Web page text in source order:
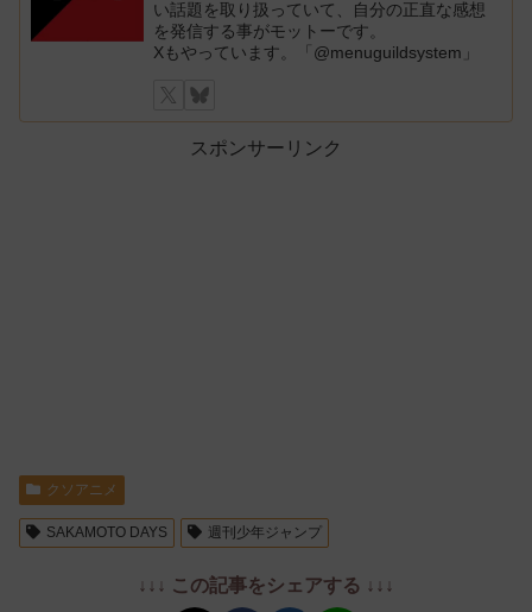
い話題を取り扱っていて、自分の正直な感想
を発信する事がモットーです。
Xもやっています。「@menuguildsystem」
スポンサーリンク
クソアニメ
SAKAMOTO DAYS 週刊少年ジャンプ
↓↓↓ この記事をシェアする ↓↓↓